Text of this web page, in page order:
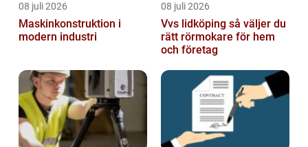
08 juli 2026
Maskinkonstruktion i
modern industri
08 juli 2026
Vvs lidköping så väljer du
rätt rörmokare för hem
och företag